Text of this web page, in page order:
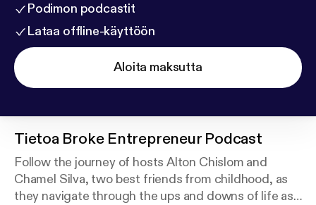
Podimon podcastit
Lataa offline-käyttöön
Aloita maksutta
Tietoa Broke Entrepreneur Podcast
Follow the journey of hosts Alton Chislom and
Chamel Silva, two best friends from childhood, as
they navigate through the ups and downs of life as